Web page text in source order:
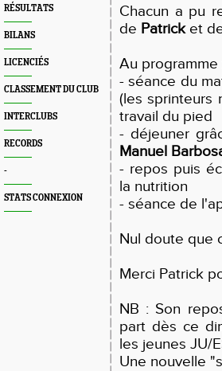
RÉSULTATS
BILANS
LICENCIÉS
CLASSEMENT DU CLUB
INTERCLUBS
RECORDS
-
STATS CONNEXION
Chacun a pu
de Patrick et
Au programme
- séance du
(les sprinteurs
travail du pied
- déjeuner
Manuel
- repos puis
la nutrition
- séance de
Nul doute que
Merci Patrick
NB : Son
part dès ce
les jeunes JU/
Une nouvelle